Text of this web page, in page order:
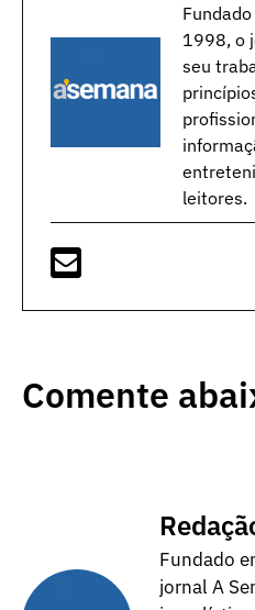
1998, o
seu
leitores.
Comente
Fundado
jornal A